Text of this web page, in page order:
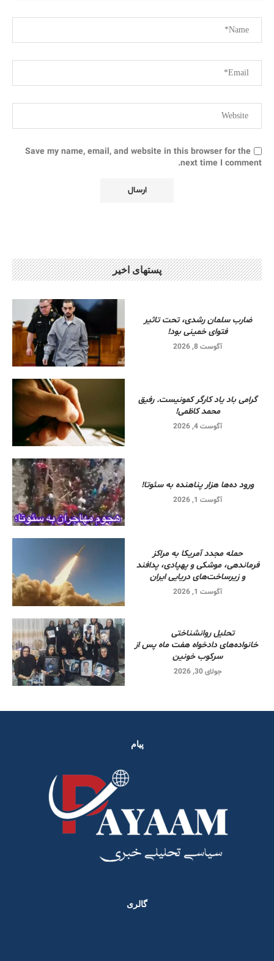
Save my name, email, and website in this browser for the
next time I comment.
پستهای اخیر
ضارب سلمان رشدی، تحت تاثیر
فتوای خمینی بود!
آگوست 8, 2026
گرامی باد یاد کارگر کمونیست. رفیق
محمد کاظمی!
آگوست 4, 2026
ورود ده‌ها هزار پناهنده به سئوتا!
آگوست 1, 2026
حمله مجدد آمریکا به مراکز
فرماندهی، موشکی و پهپادی، پدافند
و زیرساخت‌های دریایی ایران
آگوست 1, 2026
تحلیل روانشناختی
خانواده‌های دادخواه هفت ماه پس از
سرکوب خونین
جولای 30, 2026
پیام
گالری